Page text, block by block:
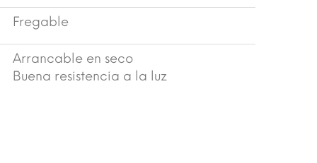
Fregable
Arrancable en seco
Buena resistencia a la luz